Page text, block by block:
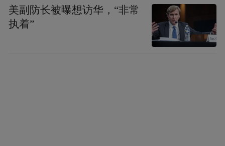
美副防长被曝想访华，“非常
执着”